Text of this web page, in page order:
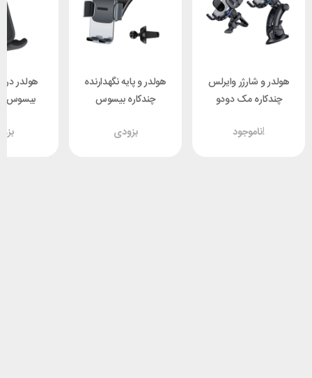
هولدر و شارژر وایرلس
چندکاره مک دودو
توان 15 واتناموجود!
هولدر و پایه نگهدارنده
چندکاره بیسوس
Easy Control
بزودی
هولدر